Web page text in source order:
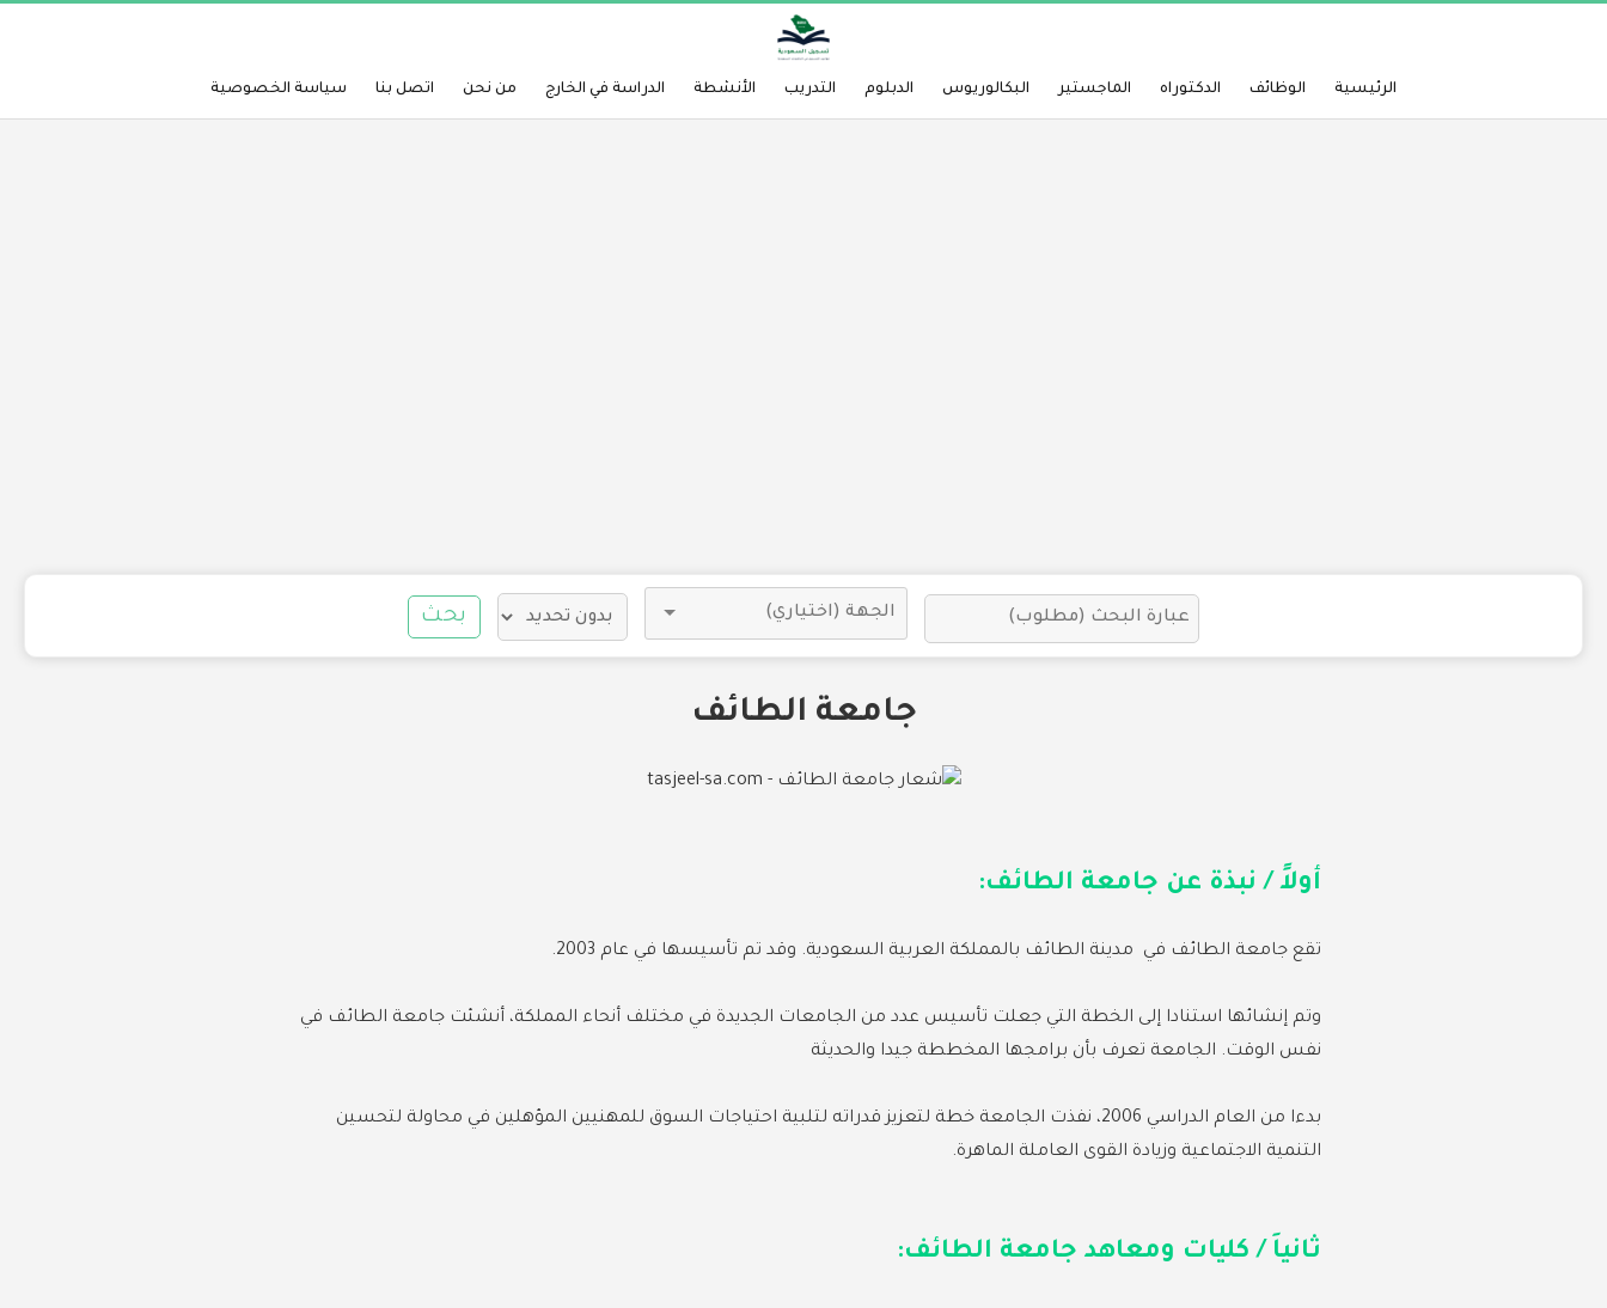
الرئيسية الوظائف الدكتوراه الماجستير البكالوريوس الدبلوم التدريب الأنشطة الدراسة في الخارج من نحن اتصل بنا سياسة الخصوصية
بحث
جامعة الطائف
أولاً / نبذة عن جامعة الطائف:
تقع جامعة الطائف في مدينة الطائف بالمملكة العربية السعودية. وقد تم تأسيسها في عام 2003.
وتم إنشائها استنادا إلى الخطة التي جعلت تأسيس عدد من الجامعات الجديدة في مختلف أنحاء المملكة، أنشئت جامعة الطائف في
نفس الوقت. الجامعة تعرف بأن برامجها المخططة جيدا والحديثة
بدءا من العام الدراسي 2006، نفذت الجامعة خطة لتعزيز قدراته لتلبية احتياجات السوق للمهنيين المؤهلين في محاولة لتحسين
التنمية الاجتماعية وزيادة القوى العاملة الماهرة.
ثانياَ / كليات ومعاهد جامعة الطائف: